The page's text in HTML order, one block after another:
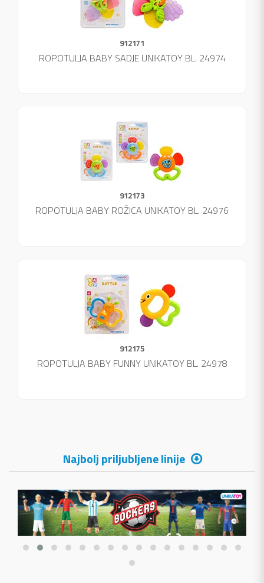
912171
ROPOTULJA BABY SADJE UNIKATOY BL. 24974
912173
ROPOTULJA BABY ROŽICA UNIKATOY BL. 24976
912175
ROPOTULJA BABY FUNNY UNIKATOY BL. 24978
Najbolj priljubljene linije